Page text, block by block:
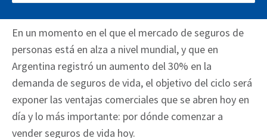
ámbito.
En un momento en el que el mercado de seguros de
personas está en alza a nivel mundial, y que en
Argentina registró un aumento del 30% en la
demanda de seguros de vida, el objetivo del ciclo será
exponer las ventajas comerciales que se abren hoy en
día y lo más importante: por dónde comenzar a
vender seguros de vida hoy.